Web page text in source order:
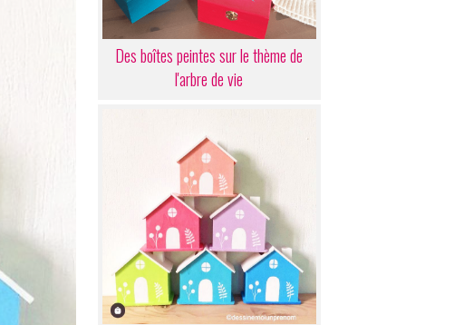
Des boîtes peintes sur le thème de
l'arbre de vie